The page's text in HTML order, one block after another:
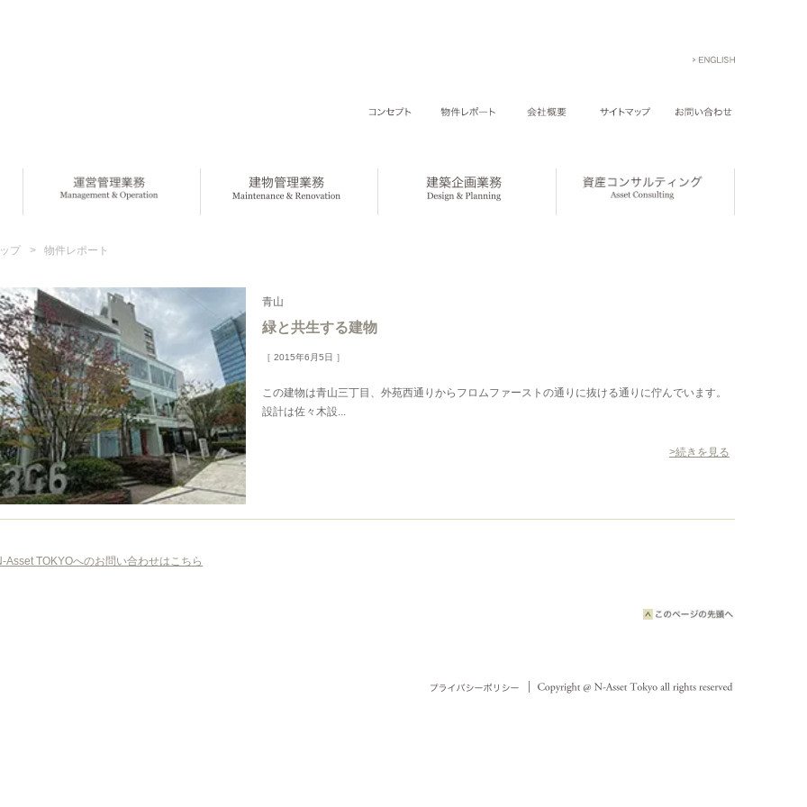
プ > 物件レポート
青山
緑と共生する建物
［ 2015年6月5日 ］
この建物は青山三丁目、外苑西通りからフロムファーストの通りに抜ける通りに佇んでいます。
設計は佐々木設...
>続きを見る
Asset TOKYOへのお問い合わせはこちら